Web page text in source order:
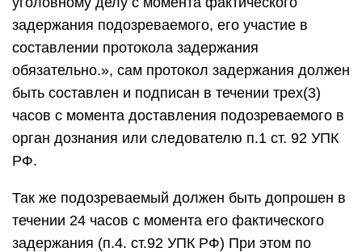
задержания подозреваемого, его участие в
составлении протокола задержания
обязательно.», сам протокол задержания должен
быть составлен и подписан в течении трех(3)
часов с момента доставления подозреваемого в
орган дознания или следователю п.1 ст. 92 УПК
РФ.
Так же подозреваемый должен быть допрошен в
течении 24 часов с момента его фактического
задержания (п.4. ст.92 УПК РФ) При этом по